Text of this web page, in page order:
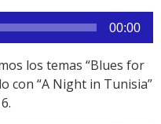
00:00
los temas “Blues for
con “A Night in Tunisia”